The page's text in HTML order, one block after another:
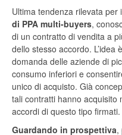
Ultima tendenza rilevata per
di PPA multi-buyers,
di un contratto di vendita a
dello stesso accordo.
domanda delle aziende di
consumo inferiori e
unico di acquisto. Già
tali contratti hanno acquisito
accordi di questo tipo firmati.
Guardando in prospettiva,